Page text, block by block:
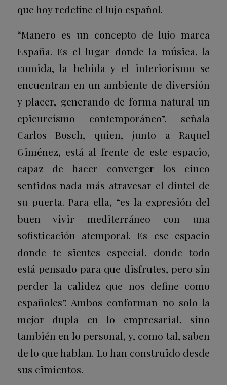
que hoy redefine el lujo español.
“Manero es un concepto de lujo marca
España. Es el lugar donde la música, la
comida, la bebida y el interiorismo se
encuentran en un ambiente de diversión
y placer, generando de forma natural un
epicureísmo contemporáneo”, señala
Carlos Bosch, quien, junto a Raquel
Giménez, está al frente de este espacio,
capaz de hacer converger los cinco
sentidos nada más atravesar el dintel de
su puerta. Para ella, “es la expresión del
buen vivir mediterráneo con una
sofisticación atemporal. Es ese espacio
donde te sientes especial, donde todo
está pensado para que disfrutes, pero sin
perder la calidez que nos define como
españoles”. Ambos conforman no solo la
mejor dupla en lo empresarial, sino
también en lo personal, y, como tal, saben
de lo que hablan. Lo han construido desde
sus cimientos.